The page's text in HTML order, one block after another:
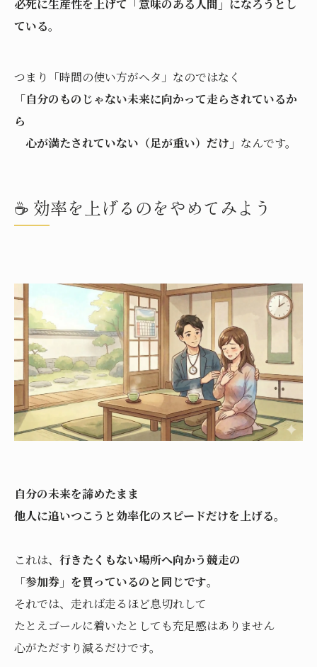
必死に生産性を上げて「意味のある人間」になろうとし
ている。
つまり「時間の使い方がヘタ」なのではなく
「自分のものじゃない未来に向かって走らされているか
ら
心が満たされていない（足が重い）だけ」 なんです。
☕️ 効率を上げるのをやめてみよう
自分の未来を諦めたまま
他人に追いつこうと効率化のスピードだけを上げる。
これは、 行きたくもない場所へ向かう競走の
「参加券」を買っているのと同じです。
それでは、走れば走るほど息切れして
たとえゴールに着いたとしても充足感はありません
心がただすり減るだけです。